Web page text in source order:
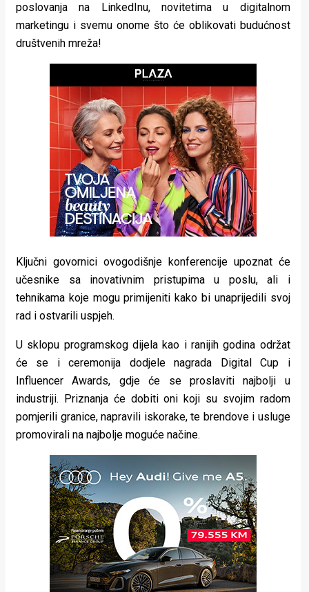
Urban
Places
Aktivizam
Aktuelnosti
poslovanja na LinkedInu, novitetima u digitalnom
marketingu i svemu onome što će oblikovati budućnost
društvenih mreža!
Ključni govornici ovogodišnje konferencije upoznat će
učesnike sa inovativnim pristupima u poslu, ali i
tehnikama koje mogu primijeniti kako bi unaprijedili svoj
rad i ostvarili uspjeh.
U sklopu programskog dijela kao i ranijih godina održat
će se i ceremonija dodjele nagrada Digital Cup i
Influencer Awards, gdje će se proslaviti najbolji u
industriji. Priznanja će dobiti oni koji su svojim radom
pomjerili granice, napravili iskorake, te brendove i usluge
promovirali na najbolje moguće načine.